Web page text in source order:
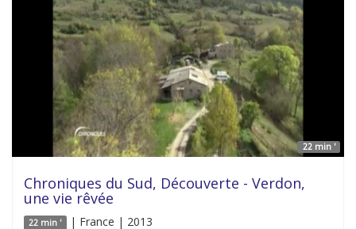
22 min '
Chroniques du Sud, Découverte - Verdon,
une vie rêvée
22 min ' | France | 2013